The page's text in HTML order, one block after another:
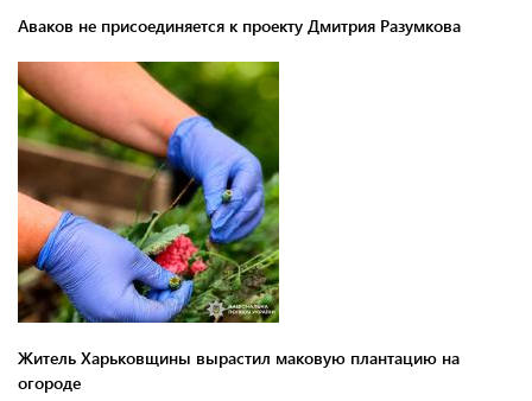
Аваков не присоединяется к проекту Дмитрия Разумкова
Житель Харьковщины вырастил маковую плантацию на
огороде